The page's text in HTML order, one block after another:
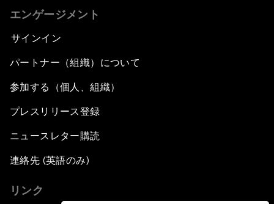
エンゲージメント
サインイン
パートナー（組織）について
参加する（個人、組織）
プレスリリース登録
ニュースレター購読
連絡先 (英語のみ)
リンク